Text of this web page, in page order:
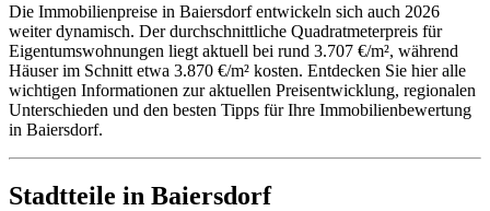
Die Immobilienpreise in Baiersdorf entwickeln sich auch 2026
weiter dynamisch. Der durchschnittliche Quadratmeterpreis für
Eigentumswohnungen liegt aktuell bei rund 3.707 €/m², während
Häuser im Schnitt etwa 3.870 €/m² kosten. Entdecken Sie hier alle
wichtigen Informationen zur aktuellen Preisentwicklung, regionalen
Unterschieden und den besten Tipps für Ihre Immobilienbewertung
in Baiersdorf.
Stadtteile in Baiersdorf